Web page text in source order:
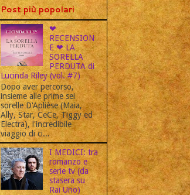
Post più popolari
❤
RECENSION
E ❤ LA
SORELLA
PERDUTA di
Lucinda Riley (vol. #7)
Dopo aver percorso,
insieme alle prime sei
sorelle D'Aplièse (Maia,
Ally, Star, CeCe, Tiggy ed
Electra), l'incredibile
viaggio di ci...
I MEDICI: tra
romanzo e
serie tv (da
stasera su
Rai Uno)